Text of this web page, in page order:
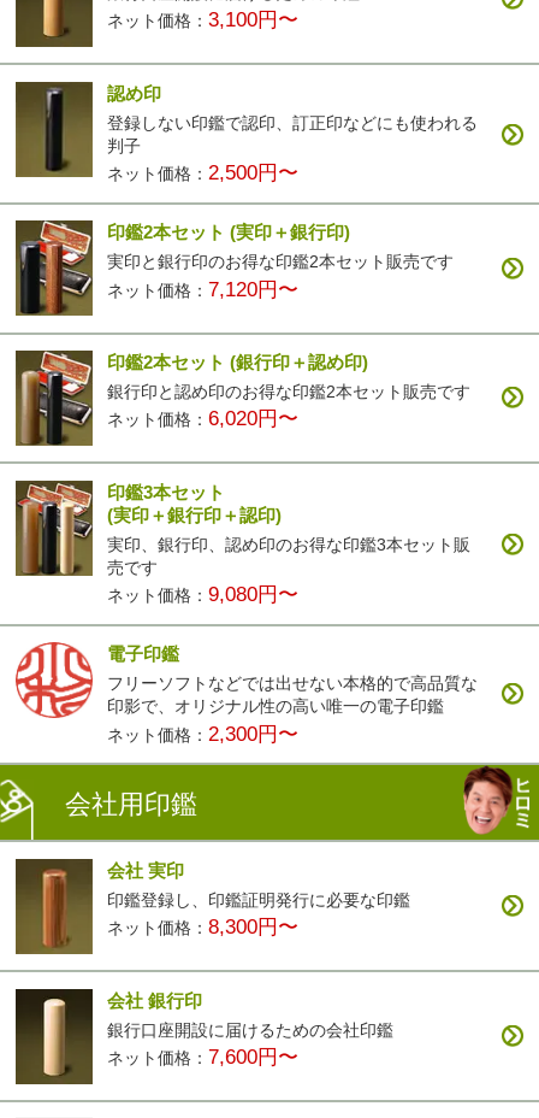
ネット価格：3,100円〜
認め印
登録しない印鑑で認印、訂正印などにも使われる
判子
ネット価格：2,500円〜
印鑑2本セット(実印＋銀行印)
実印と銀行印のお得な印鑑2本セット販売です
ネット価格： 7,120円〜
印鑑2本セット(銀行印＋認め印)
銀行印と認め印のお得な印鑑2本セット販売です
ネット価格：6,020円〜
印鑑3本セット
(実印＋銀行印＋認印)
実印、銀行印、認め印のお得な印鑑3本セット販
売です
ネット価格：9,080円〜
電子印鑑
フリーソフトなどでは出せない本格的で高品質な
印影で、オリジナル性の高い唯一の電子印鑑
ネット価格： 2,300円〜
会社用印鑑
会社 実印
印鑑登録し、印鑑証明発行に必要な印鑑
ネット価格：8,300円〜
会社 銀行印
銀行口座開設に届けるための会社印鑑
ネット価格： 7,600円〜